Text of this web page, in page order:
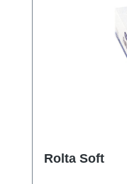
Rolta Soft